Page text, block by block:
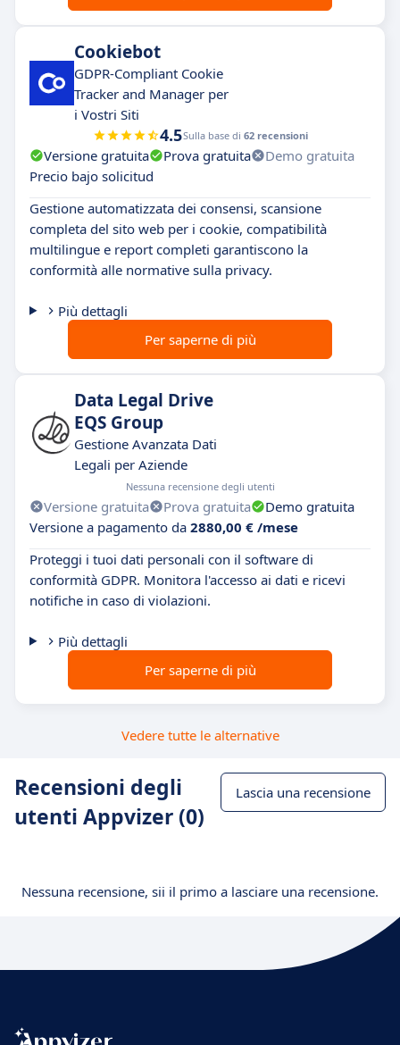
Cookiebot
GDPR-Compliant Cookie
Tracker and Manager per
i Vostri Siti
4.5Sulla base di 62 recensioni
Versione gratuita Prova gratuita
Demo gratuita
Precio bajo solicitud
Gestione automatizzata dei consensi, scansione
completa del sito web per i cookie, compatibilità
multilingue e report completi garantiscono la
conformità alle normative sulla privacy.
Più dettagli
Per saperne di più
Data Legal Drive
EQS Group
Gestione Avanzata Dati
Legali per Aziende
Nessuna recensione degli utenti
Versione gratuita Prova gratuita
Demo gratuita
Versione a pagamento da 2880,00 € /mese
Proteggi i tuoi dati personali con il software di
conformità GDPR. Monitora l'accesso ai dati e ricevi
notifiche in caso di violazioni.
Più dettagli
Per saperne di più
Vedere tutte le alternative
Recensioni degli
utenti Appvizer (0)
Lascia una recensione
Nessuna recensione, sii il primo a lasciare una recensione.